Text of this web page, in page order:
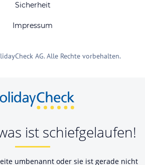
Sicherheit
Impressum
AG. Alle Rechte vorbehalten.
ist schiefgelaufen!
umbenannt oder sie ist gerade nicht